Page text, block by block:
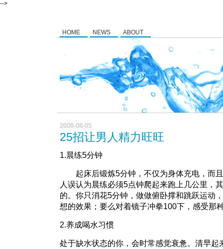
-->
HOME NEWS ABOUT
2008-08-05
25招让男人精力旺旺
1.晨练5分钟
起床后锻炼5分钟，不仅为身体充电，而且
人误认为晨练必须5点钟爬起来跑上几公里，
的。你只消花5分钟，做做俯卧撑和跳跃运动
想的效果；要么对着镜子冲拳100下，感受那
2.养成喝水习惯
处于缺水状态的你，会时常感觉衰惫。清早起